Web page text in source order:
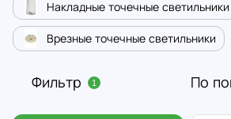
Накладные точечные светильники
Врезные точечные светильники
Фильтр 1 По